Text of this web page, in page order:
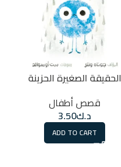
الحقيقة الصغيرة الحزينة
قصص أطفال
د.ك3.50
ADD TO CART